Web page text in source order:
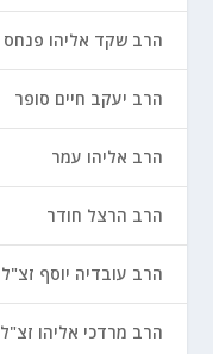
הרב שקד אליהו פנחס
הרב יעקב חיים סופר
הרב אליהו עמר
הרב הרצל חודר
הרב עובדיה יוסף זצ"ל
הרב מרדכי אליהו זצ"ל